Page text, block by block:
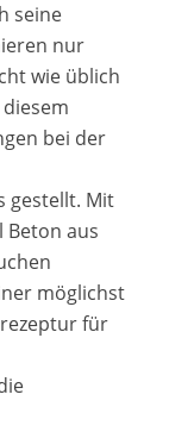
seine
nur
wie üblich
bei der
gestellt. Mit
Beton aus
möglichst
für